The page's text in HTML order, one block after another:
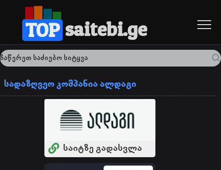
TOP saitebi.ge
სადაზღვეო კომპანია ალდაგი
საიტზე გადასვლა